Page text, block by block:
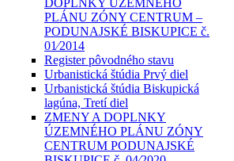
DOPLNKY ÚZEMNÉHO
PLÁNU ZÓNY CENTRUM –
PODUNAJSKÉ BISKUPICE č.
01⁄2014
Register pôvodného stavu
Urbanistická štúdia Prvý diel
Urbanistická štúdia Biskupická
lagúna, Tretí diel
ZMENY A DOPLNKY
ÚZEMNÉHO PLÁNU ZÓNY
CENTRUM PODUNAJSKÉ